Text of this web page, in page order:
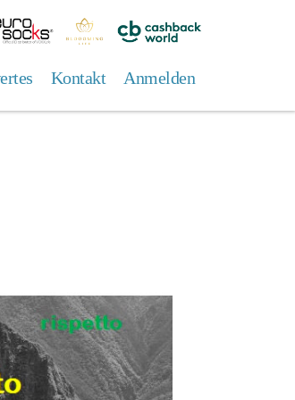
Bloooming
Life
Cashback
Kontakt Anmelden